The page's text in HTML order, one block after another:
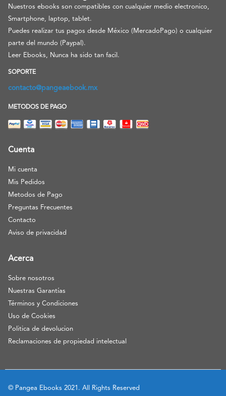
Nuestros ebooks son compatibles con cualquier medio electronico,
Smartphone, laptop, tablet.
Puedes realizar tus pagos desde México (MercadoPago) o cualquier
parte del mundo (Paypal).
Leer Ebooks, Nunca ha sido tan facil.
SOPORTE
contacto@pangeaebook.mx
METODOS DE PAGO
Cuenta
Mi cuenta
Mis Pedidos
Metodos de Pago
Preguntas Frecuentes
Contacto
Aviso de privacidad
Acerca
Sobre nosotros
Nuestras Garantías
Términos y Condiciones
Uso de Cookies
Politica de devolucion
Reclamaciones de propiedad intelectual
© Pangea Ebooks 2021. All Rights Reserved